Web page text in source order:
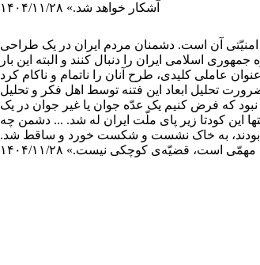
آشکار خواهد شد.» ۱۴۰۴/۱۱/۲۸
بعد امنیّتی آن است. دشمنان مردم ایران در یک طراحی
و بسترهای اقتصادی و اجتماعی، سعی کردند یک بار دیگر رؤیای ۴۷ ساله خود درباره جمهوری اسلامی ایران را دنبال کنند و البته این بار
روز گذشته مردم آذربایجان شرقی با تشریح ابعاد فتنه آمریکایی دی ماه ۱۴۰۴ و تأکید بر ضرورت تحلیل ابعاد این فتنه توسط اهل فکر و تحلیل
نبود که فرض کنیم یک عدّه جوان یا غیر جوان در یک
این کودتا زیر پای ملّت ایران له شد. ... دشمن چه
بودند، به خاک نشست و شکست خورد و ساقط شد.
است، قضیّه‌ی‌ کوچکی نیست.» ۱۴۰۴/۱۱/۲۸